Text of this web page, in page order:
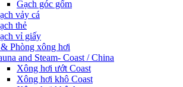
Gạch góc gốm
vảy cá
thẻ
vỉ giấy
Phòng xông hơi
and Steam- Coast / China
Xông hơi ướt Coast
Xông hơi khô Coast